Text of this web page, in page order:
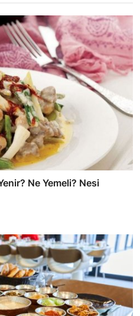
Ne Yemeli? Nesi